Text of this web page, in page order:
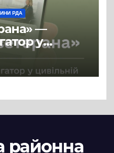
РДА
—
у
районна